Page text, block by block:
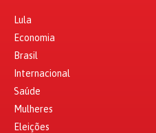
Lula
Economia
Brasil
Internacional
Saúde
Mulheres
Eleições